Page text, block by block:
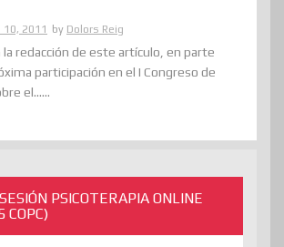
10, 2011 by Dolors Reig
la redacción de este artículo, en parte
participación en el I Congreso de
el......
PSICOTERAPIA ONLINE
COPC)